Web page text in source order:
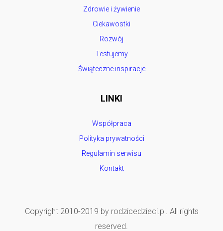
Zdrowie i żywienie
Ciekawostki
Rozwój
Testujemy
Świąteczne inspiracje
LINKI
Współpraca
Polityka prywatności
Regulamin serwisu
Kontakt
Copyright 2010-2019 by rodzicedzieci.pl. All rights
reserved.